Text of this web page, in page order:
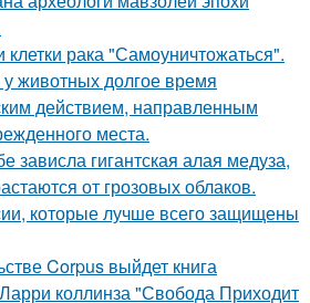
рака "Самоуничтожаться".
животных долгое время
действием, направленным
места.
зависла гигантская алая медуза,
от грозовых облаков.
которые лучше всего защищены
Corpus выйдет книга
коллинза "Свобода Приходит